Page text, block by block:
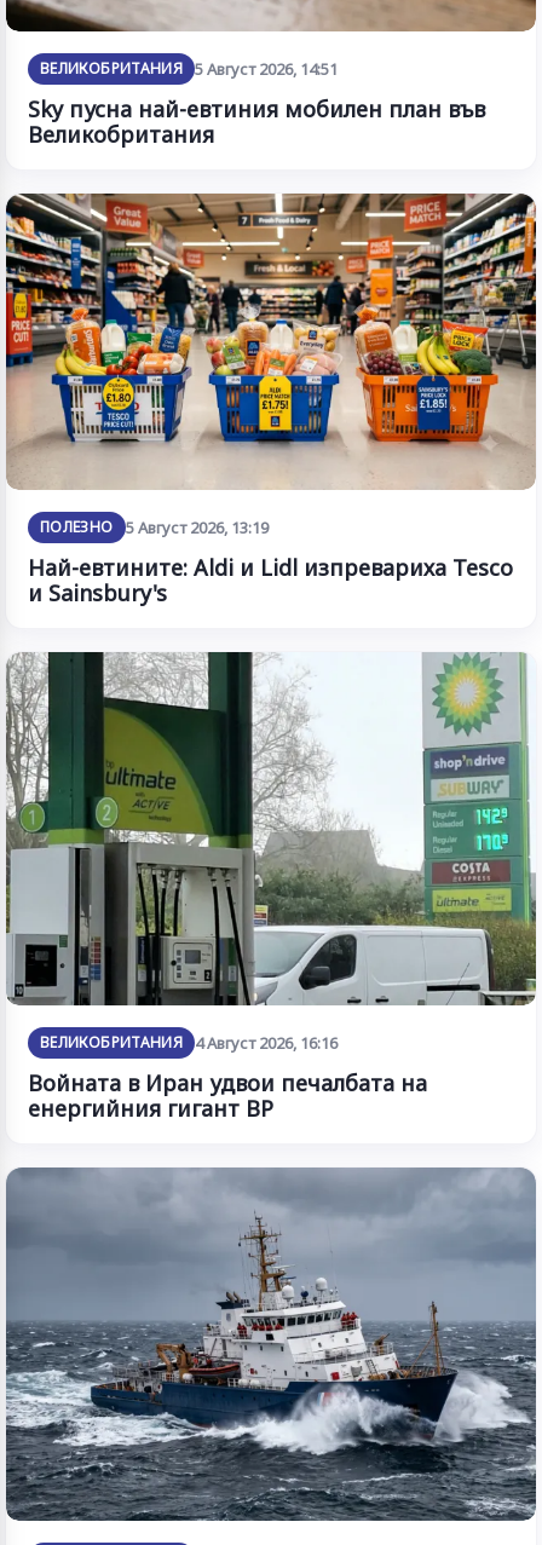
ВЕЛИКОБРИТАНИЯ 5 Август 2026, 14:51
Sky пусна най-евтиния мобилен план във
Великобритания
ПОЛЕЗНО 5 Август 2026, 13:19
Най-евтините: Aldi и Lidl изпревариха Tesco
и Sainsbury's
ВЕЛИКОБРИТАНИЯ 4 Август 2026, 16:16
Войната в Иран удвои печалбата на
енергийния гигант BP